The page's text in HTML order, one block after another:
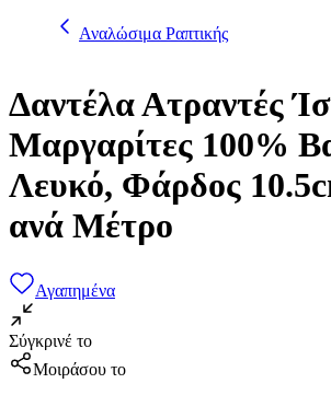
Αναλώσιμα Ραπτικής
Δαντέλα Ατραντές
Μαργαρίτες 100%
Λευκό, Φάρδος
ανά Μέτρο
Αγαπημένα
Σύγκρινέ το
Μοιράσου το